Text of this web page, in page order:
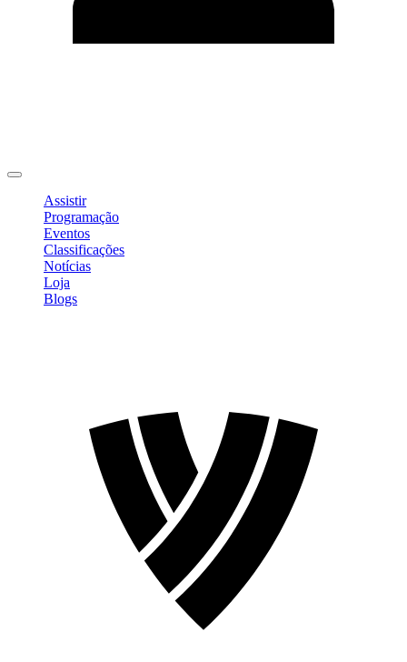
Assistir
Programação
Eventos
Classificações
Notícias
Loja
Blogs